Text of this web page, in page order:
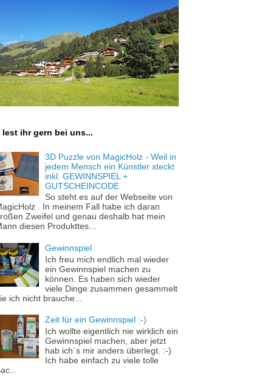
lest ihr gern bei uns...
3D Puzzle von MagicHolz - Weil in
jedem Mensch ein Künstler steckt
inkl. GEWINNSPIEL +
GUTSCHEINCODE
So steht es auf der Webseite von
. In meinem Fall habe ich daran
Zweifel und genau deshalb hat mein
diesen Produkttes...
Gewinnspiel
Ich freu mich endlich mal wieder
ein Gewinnspiel machen zu
können. Es haben sich wieder
viele Dinge zusammen gesammelt
ich nicht brauche...
Zeit für ein Gewinnspiel :-)
Ich wollte eigentlich nie wirklich ein
Gewinnspiel machen, aber jetzt
hab ich´s mir anders überlegt. :-)
Ich habe einfach zu viele tolle